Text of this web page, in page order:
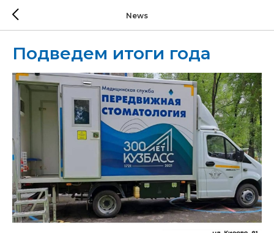
News
Подведем итоги года